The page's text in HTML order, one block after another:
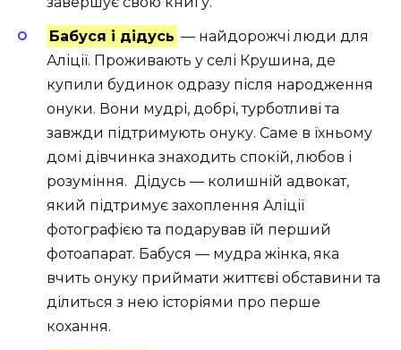
Бабуся і дідусь — найдорожчі люди для
Аліції. Проживають у селі Крушина, де
купили будинок одразу після народження
онуки. Вони мудрі, добрі, турботливі та
завжди підтримують онуку. Саме в їхньому
домі дівчинка знаходить спокій, любов і
розуміння. Дідусь — колишній адвокат,
який підтримує захоплення Аліції
фотографією та подарував їй перший
фотоапарат. Бабуся — мудра жінка, яка
вчить онуку приймати життєві обставини та
ділиться з нею історіями про перше
кохання.